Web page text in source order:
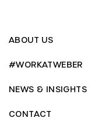
ABOUT US
#WORKATWEBER
NEWS & INSIGHTS
CONTACT